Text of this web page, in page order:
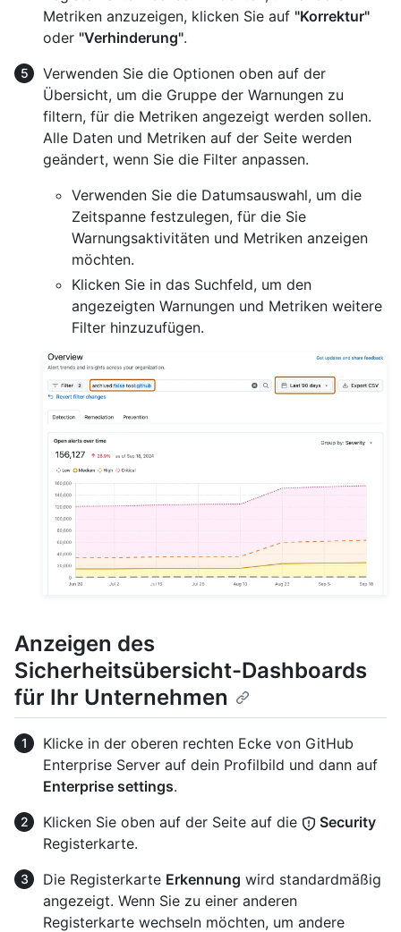
Metriken anzuzeigen, klicken Sie auf "Korrektur"
oder "Verhinderung".
Verwenden Sie die Optionen oben auf der
Übersicht, um die Gruppe der Warnungen zu
filtern, für die Metriken angezeigt werden sollen.
Alle Daten und Metriken auf der Seite werden
geändert, wenn Sie die Filter anpassen.
Verwenden Sie die Datumsauswahl, um die
Zeitspanne festzulegen, für die Sie
Warnungsaktivitäten und Metriken anzeigen
möchten.
Klicken Sie in das Suchfeld, um den
angezeigten Warnungen und Metriken weitere
Filter hinzuzufügen.
Anzeigen des
Sicherheitsübersicht-Dashboards
für Ihr Unternehmen
Klicke in der oberen rechten Ecke von GitHub
Enterprise Server auf dein Profilbild und dann auf
Enterprise settings.
Klicken Sie oben auf der Seite auf die
Security
Registerkarte.
Die Registerkarte Erkennung wird standardmäßig
angezeigt. Wenn Sie zu einer anderen
Registerkarte wechseln möchten, um andere